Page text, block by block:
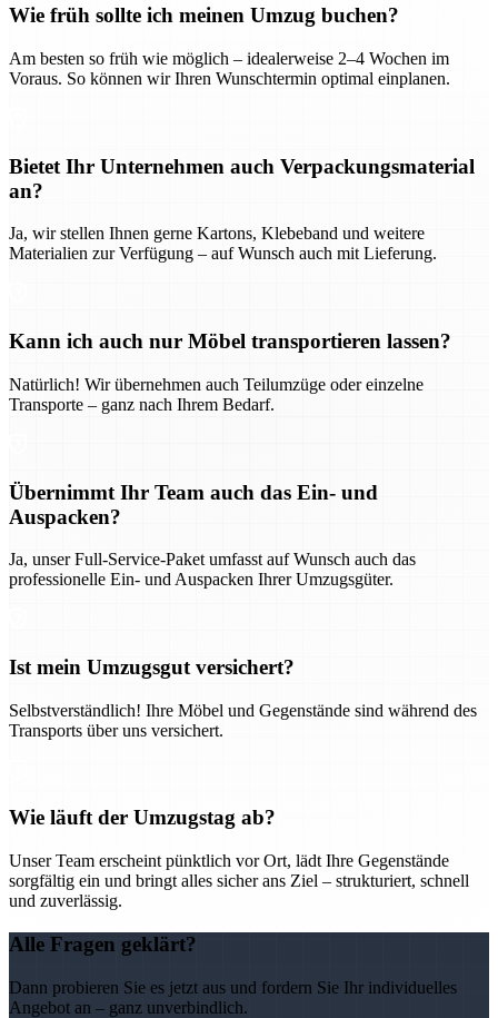
Wie früh sollte ich meinen Umzug buchen?
Am besten so früh wie möglich – idealerweise 2–4 Wochen im
Voraus. So können wir Ihren Wunschtermin optimal einplanen.
Bietet Ihr Unternehmen auch Verpackungsmaterial
an?
Ja, wir stellen Ihnen gerne Kartons, Klebeband und weitere
Materialien zur Verfügung – auf Wunsch auch mit Lieferung.
Kann ich auch nur Möbel transportieren lassen?
Natürlich! Wir übernehmen auch Teilumzüge oder einzelne
Transporte – ganz nach Ihrem Bedarf.
Übernimmt Ihr Team auch das Ein- und
Auspacken?
Ja, unser Full-Service-Paket umfasst auf Wunsch auch das
professionelle Ein- und Auspacken Ihrer Umzugsgüter.
Ist mein Umzugsgut versichert?
Selbstverständlich! Ihre Möbel und Gegenstände sind während des
Transports über uns versichert.
Wie läuft der Umzugstag ab?
Unser Team erscheint pünktlich vor Ort, lädt Ihre Gegenstände
sorgfältig ein und bringt alles sicher ans Ziel – strukturiert, schnell
und zuverlässig.
Alle Fragen geklärt?
Dann probieren Sie es jetzt aus und fordern Sie Ihr individuelles
Angebot an – ganz unverbindlich.